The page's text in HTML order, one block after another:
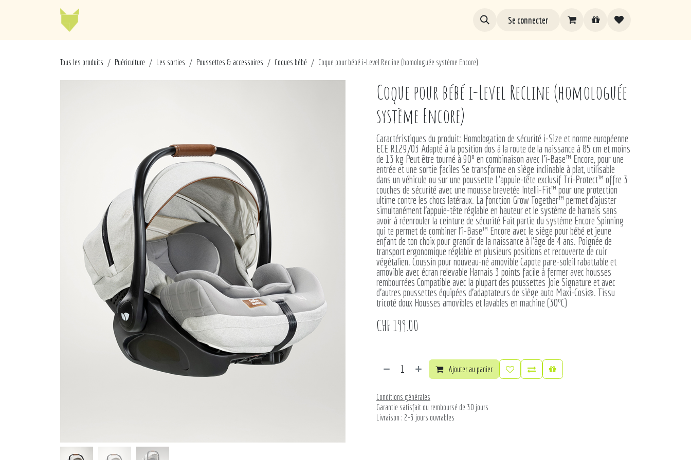
Se connecter
Tous les produits Puériculture Les sorties Poussettes & accessoires Coques bébé Coque pour bébé i-Level Recline (homologuée système Encore)
Coque pour bébé i-Level Recline (homologuée
système Encore)
Caractéristiques du produit: Homologation de sécurité i-Size et norme européenne
ECE R129/03 Adapté à la position dos à la route de la naissance à 85 cm et moins
de 13 kg Peut être tourné à 90º en combinaison avec l’i-Base™ Encore, pour une
entrée et une sortie faciles Se transforme en siège inclinable à plat, utilisable
dans un véhicule ou sur une poussette L’appuie-tête exclusif Tri-Protect™ offre 3
couches de sécurité avec une mousse brevetée Intelli-Fit™ pour une protection
ultime contre les chocs latéraux. La fonction Grow Together™ permet d’ajuster
simultanément l’appuie-tête réglable en hauteur et le système de harnais sans
avoir à réenrouler la ceinture de sécurité Fait partie du système Encore Spinning
qui te permet de combiner l’i-Base™ Encore avec le siège pour bébé et jeune
enfant de ton choix pour grandir de la naissance à l’âge de 4 ans. Poignée de
transport ergonomique réglable en plusieurs positions et recouverte de cuir
végétalien. Coussin pour nouveau-né amovible Capote pare-soleil rabattable et
amovible avec écran relevable Harnais 3 points facile à fermer avec housses
rembourrées Compatible avec la plupart des poussettes Joie Signature et avec
d’autres poussettes équipées d’adaptateurs de siège auto Maxi-Cosi®. Tissu
tricoté doux Housses amovibles et lavables en machine (30ºC)
CHF199.00
Ajouter au panier
Conditions générales
Garantie satisfait ou remboursé de 30 jours
Livraison : 2-3 jours ouvrables